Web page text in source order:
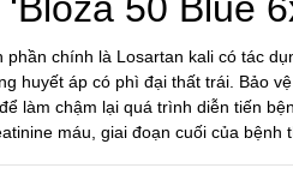
‘Bloza 50 Blue
phần chính là Losartan kali có tác
huyết áp có phì đại thất trái. Bảo
làm chậm lại quá trình diễn tiến
máu, giai đoạn cuối của bệnh